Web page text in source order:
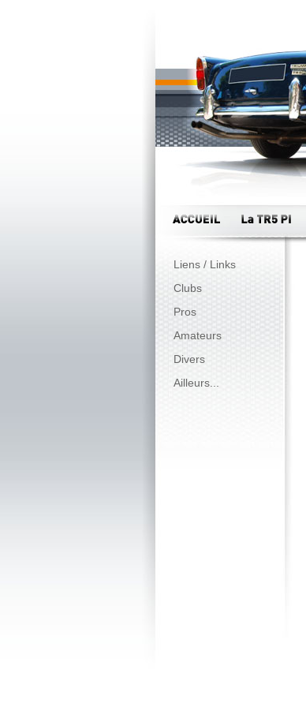
Liens / Links
Clubs
Pros
Amateurs
Divers
Ailleurs...